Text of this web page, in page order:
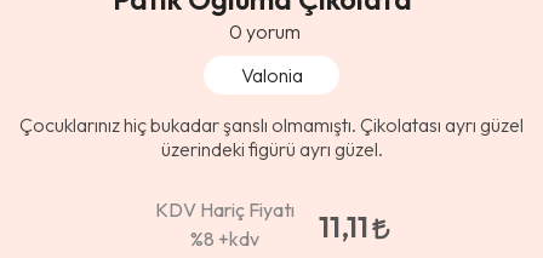
0 yorum
Valonia
Çocuklarınız hiç bukadar şanslı olmamıştı. Çikolatası ayrı güzel
üzerindeki figürü ayrı güzel.
KDV Hariç Fiyatı
%8 +kdv
11,11